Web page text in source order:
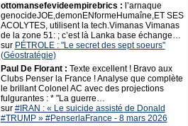
ottomansefevideempirebrics : l’arnaque
genocideJOE,demonENformeHumaîne,ET SES
ACOLYTES, utilisent la tech.Vimanas Vimanas
de la zone 51: ; c’est là Lanka base échange…
sur PÉTROLE : "Le secret des sept soeurs"
(Géostratégie)
Paul De Florant : Texte excellent ! Bravo aux
Clubs Penser la France ! Analyse que complète
le brillant Colonel AC avec des projections
fulgurantes : * "La guerre…
sur #IRAN : « Le suicide assisté de Donald
#TRUMP » #PenserlaFrance - 8 mars 2026